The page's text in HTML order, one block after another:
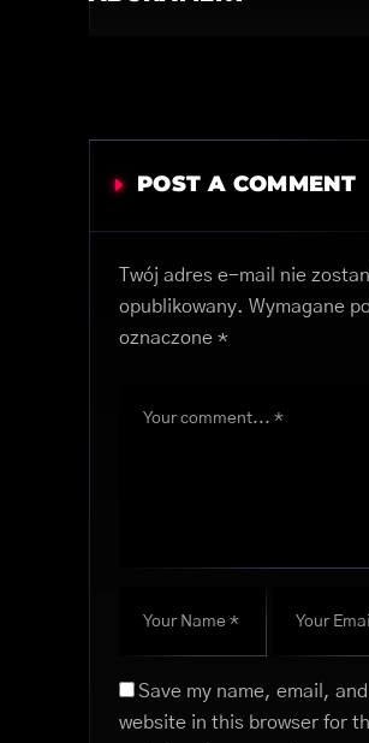
POST A COMMENT
Twój adres e-mail nie
opublikowany. Wymagane
oznaczone *
Save my name, email, and
website in this browser for